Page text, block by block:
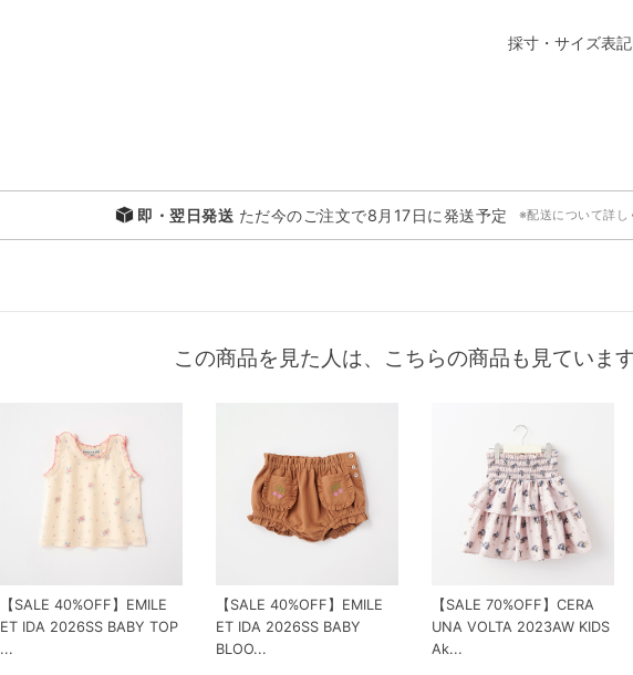
採寸・サイズ表
即・翌日発送 ただ今のご注文で8月17日に発送予定 ※配送について詳し
この商品を見た人は、こちらの商品も見ていま
【SALE 40%OFF】EMILE
ET IDA 2026SS BABY TOP
...
【SALE 40%OFF】EMILE
ET IDA 2026SS BABY
BLOO...
【SALE 70%OFF】CERA
UNA VOLTA 2023AW KIDS
Ak...